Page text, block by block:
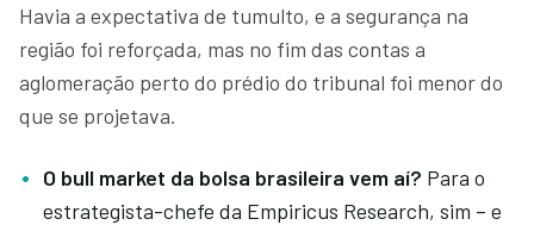
Havia a expectativa de tumulto, e a segurança na
região foi reforçada, mas no fim das contas a
aglomeração perto do prédio do tribunal foi menor do
que se projetava.
O bull market da bolsa brasileira vem aí? Para o
estrategista-chefe da Empiricus Research, sim – e